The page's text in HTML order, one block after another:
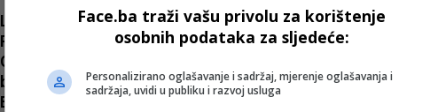
LExpérience Ludique
Redéfinie Maximisez Vos
Gains avec un code promo
betify et des Offres
Exception
Zonder Cruks Online
mobiele app.2141
Face.ba traži vašu privolu za korištenje
osobnih podataka za sljedeće:
Personalizirano oglašavanje i sadržaj, mjerenje oglašavanja i
sadržaja, uvidi u publiku i razvoj usluga